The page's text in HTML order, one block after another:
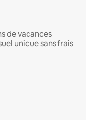
de vacances
unique sans frais